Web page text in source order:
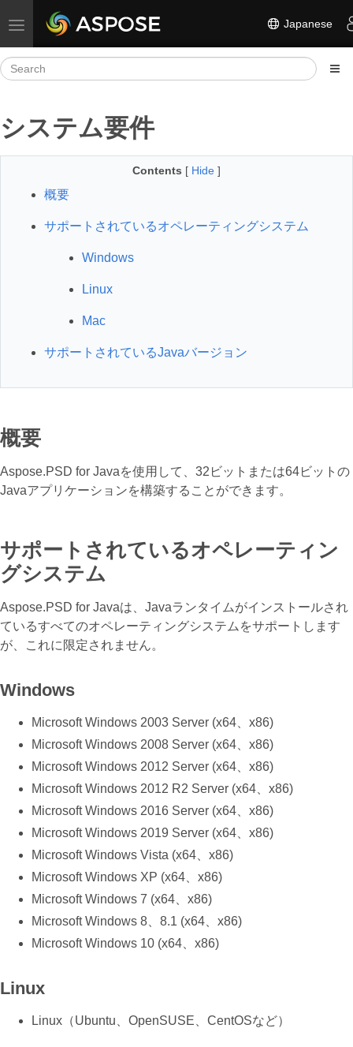
Toggle navigation Japanese
システム要件
Contents [ Hide ]
概要
サポートされているオペレーティングシステム
Windows
Linux
Mac
サポートされているJavaバージョン
概要
Aspose.PSD for Javaを使用して、32ビットまたは64ビットの
Javaアプリケーションを構築することができます。
サポートされているオペレーティン
グシステム
Aspose.PSD for Javaは、Javaランタイムがインストールされ
ているすべてのオペレーティングシステムをサポートします
が、これに限定されません。
Windows
Microsoft Windows 2003 Server (x64、x86)
Microsoft Windows 2008 Server (x64、x86)
Microsoft Windows 2012 Server (x64、x86)
Microsoft Windows 2012 R2 Server (x64、x86)
Microsoft Windows 2016 Server (x64、x86)
Microsoft Windows 2019 Server (x64、x86)
Microsoft Windows Vista (x64、x86)
Microsoft Windows XP (x64、x86)
Microsoft Windows 7 (x64、x86)
Microsoft Windows 8、8.1 (x64、x86)
Microsoft Windows 10 (x64、x86)
Linux
Linux（Ubuntu、OpenSUSE、CentOSなど）